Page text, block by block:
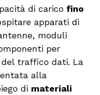
di carico fino
apparati di
moduli
per
traffico dati. La
alla
di materiali